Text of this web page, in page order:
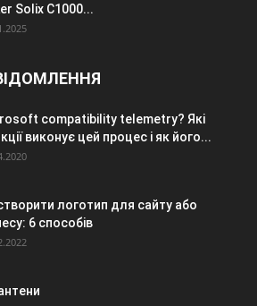
Solix C1000...
compatibility telemetry? Які
виконує цей процес і як його...
логотип для сайту або
6 способів